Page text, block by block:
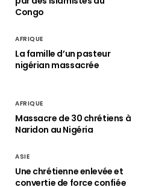
Congo
AFRIQUE
La famille d’un pasteur
nigérian massacrée
AFRIQUE
Massacre de 30 chrétiens à
Naridon au Nigéria
ASIE
Une chrétienne enlevée et
convertie de force confiée